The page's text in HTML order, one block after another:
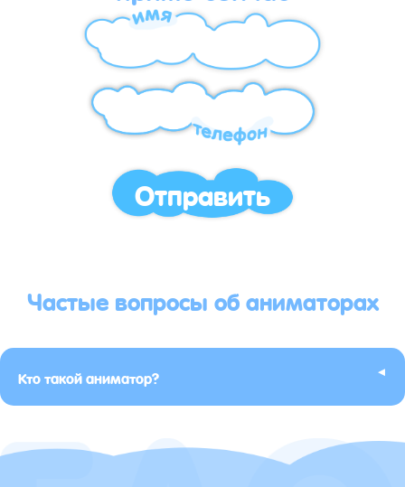
Отправить
Частые вопросы об аниматорах
Кто такой аниматор? ▸